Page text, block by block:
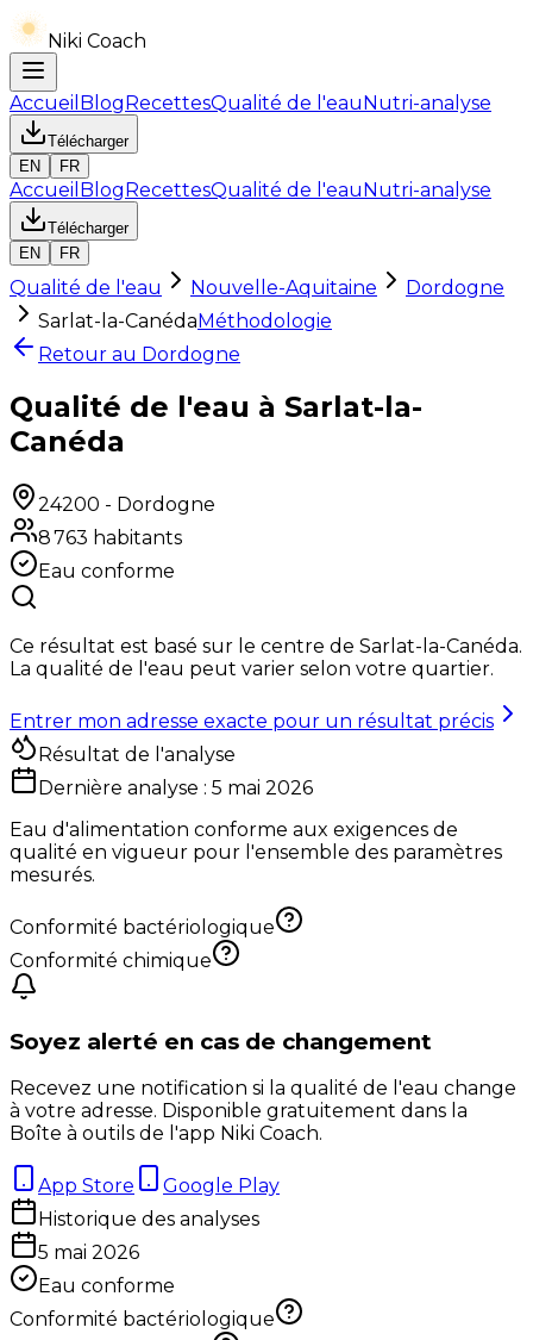
Niki Coach
Accueil BlogRecettesQualité de l'eauNutri-analyse
Télécharger
EN
FR
Accueil BlogRecettesQualité de l'eauNutri-analyse
Télécharger
EN
FR
Qualité de l'eau Nouvelle-Aquitaine
Dordogne
Sarlat-la-CanédaMéthodologie
Retour au Dordogne
Qualité de l'eau à Sarlat-la-
Canéda
24200 - Dordogne
8 763 habitants
Eau conforme
Ce résultat est basé sur le centre de Sarlat-la-Canéda.
La qualité de l'eau peut varier selon votre quartier.
Entrer mon adresse exacte pour un résultat précis
Résultat de l'analyse
Dernière analyse : 5 mai 2026
Eau d'alimentation conforme aux exigences de
qualité en vigueur pour l'ensemble des paramètres
mesurés.
Conformité bactériologique
Conformité chimique
Soyez alerté en cas de changement
Recevez une notification si la qualité de l'eau change
à votre adresse. Disponible gratuitement dans la
Boîte à outils de l'app Niki Coach.
App Store
Google Play
Historique des analyses
5 mai 2026
Eau conforme
Conformité bactériologique